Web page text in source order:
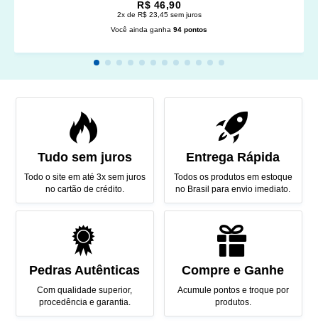
R$ 46,90
2x de R$ 23,45 sem juros
Você ainda ganha 94 pontos
Tudo sem juros
Todo o site em até 3x sem juros
no cartão de crédito.
Entrega Rápida
Todos os produtos em estoque
no Brasil para envio imediato.
Pedras Autênticas
Com qualidade superior,
procedência e garantia.
Compre e Ganhe
Acumule pontos e troque por
produtos.